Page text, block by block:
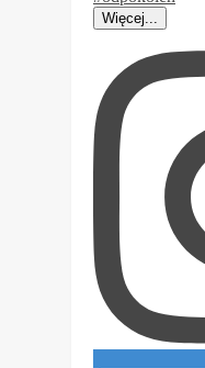
Więcej...